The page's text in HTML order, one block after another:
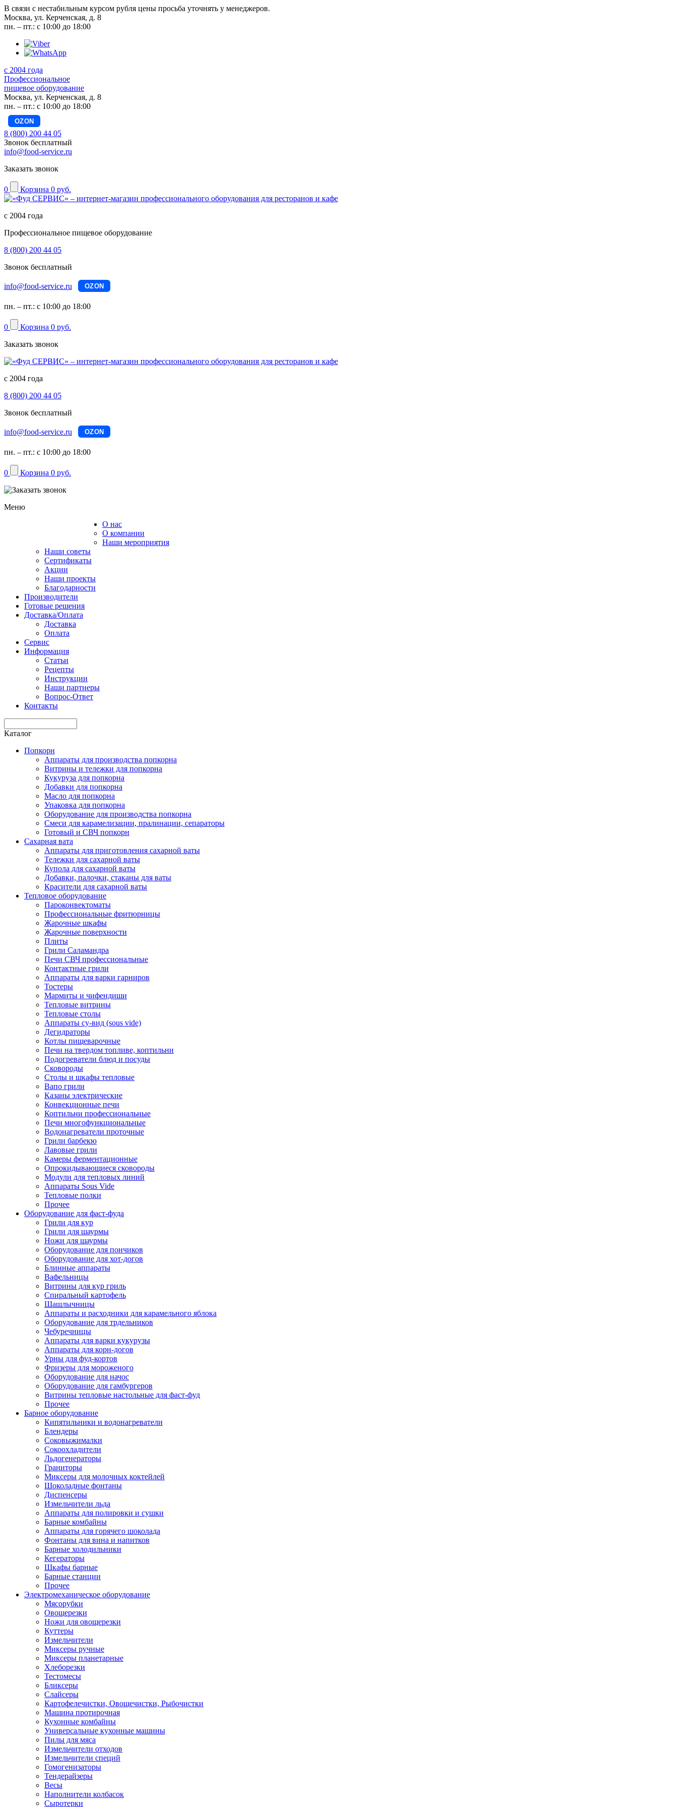
В связи с нестабильным курсом рубля цены просьба уточнять у менеджеров.
Москва, ул. Керченская, д. 8
пн. – пт.: с 10:00 до 18:00
с 2004 года
Профессиональное
пищевое оборудование
Москва, ул. Керченская, д. 8
пн. – пт.: с 10:00 до 18:00
OZON
8 (800) 200 44 05
Звонок бесплатный
info@food-service.ru
Заказать звонок
0 Корзина 0 руб.
с 2004 года
Профессиональное пищевое оборудование
8 (800) 200 44 05
Звонок бесплатный
info@food-service.ru OZON
пн. – пт.: с 10:00 до 18:00
0 Корзина 0 руб.
Заказать звонок
с 2004 года
8 (800) 200 44 05
Звонок бесплатный
info@food-service.ru OZON
пн. – пт.: с 10:00 до 18:00
0 Корзина 0 руб.
Меню
О нас
О компании
Наши мероприятия
Наши советы
Сертификаты
Акции
Наши проекты
Благодарности
Производители
Готовые решения
Доставка/Оплата
Доставка
Оплата
Сервис
Информация
Статьи
Рецепты
Инструкции
Наши партнеры
Вопрос-Ответ
Контакты
Каталог
Попкорн
Аппараты для производства попкорна
Витрины и тележки для попкорна
Кукуруза для попкорна
Добавки для попкорна
Масло для попкорна
Упаковка для попкорна
Оборудование для производства попкорна
Смеси для карамелизации, пралинации, сепараторы
Готовый и СВЧ попкорн
Сахарная вата
Аппараты для приготовления сахарной ваты
Тележки для сахарной ваты
Купола для сахарной ваты
Добавки, палочки, стаканы для ваты
Красители для сахарной ваты
Тепловое оборудование
Пароконвектоматы
Профессиональные фритюрницы
Жарочные шкафы
Жарочные поверхности
Плиты
Грили Саламандра
Печи СВЧ профессиональные
Контактные грили
Аппараты для варки гарниров
Тостеры
Мармиты и чифендиши
Тепловые витрины
Тепловые столы
Аппараты су-вид (sous vide)
Дегидраторы
Котлы пищеварочные
Печи на твердом топливе, коптильни
Подогреватели блюд и посуды
Сковороды
Столы и шкафы тепловые
Вапо грили
Казаны электрические
Конвекционные печи
Коптильни профессиональные
Печи многофункциональные
Водонагреватели проточные
Грили барбекю
Лавовые грили
Камеры ферментационные
Опрокидывающиеся сковороды
Модули для тепловых линий
Аппараты Sous Vide
Тепловые полки
Прочее
Оборудование для фаст-фуда
Грили для кур
Грили для шаурмы
Ножи для шаурмы
Оборудование для пончиков
Оборудование для хот-догов
Блинные аппараты
Вафельницы
Витрины для кур гриль
Спиральный картофель
Шашлычницы
Аппараты и расходники для карамельного яблока
Оборудование для трдельников
Чебуречницы
Аппараты для варки кукурузы
Аппараты для корн-догов
Урны для фуд-кортов
Фризеры для мороженого
Оборудование для начос
Оборудование для гамбургеров
Витрины тепловые настольные для фаст-фуд
Прочее
Барное оборудование
Кипятильники и водонагреватели
Блендеры
Соковыжималки
Сокоохладители
Льдогенераторы
Граниторы
Миксеры для молочных коктейлей
Шоколадные фонтаны
Диспенсеры
Измельчители льда
Аппараты для полировки и сушки
Барные комбайны
Аппараты для горячего шоколада
Фонтаны для вина и напитков
Барные холодильники
Кегераторы
Шкафы барные
Барные станции
Прочее
Электромеханическое оборудование
Мясорубки
Овощерезки
Ножи для овощерезки
Куттеры
Измельчители
Миксеры ручные
Миксеры планетарные
Хлеборезки
Тестомесы
Бликсеры
Слайсеры
Картофелечистки, Овощечистки, Рыбочистки
Машина протирочная
Кухонные комбайны
Универсальные кухонные машины
Пилы для мяса
Измельчители отходов
Измельчители специй
Гомогенизаторы
Тендерайзеры
Весы
Наполнители колбасок
Сыротерки